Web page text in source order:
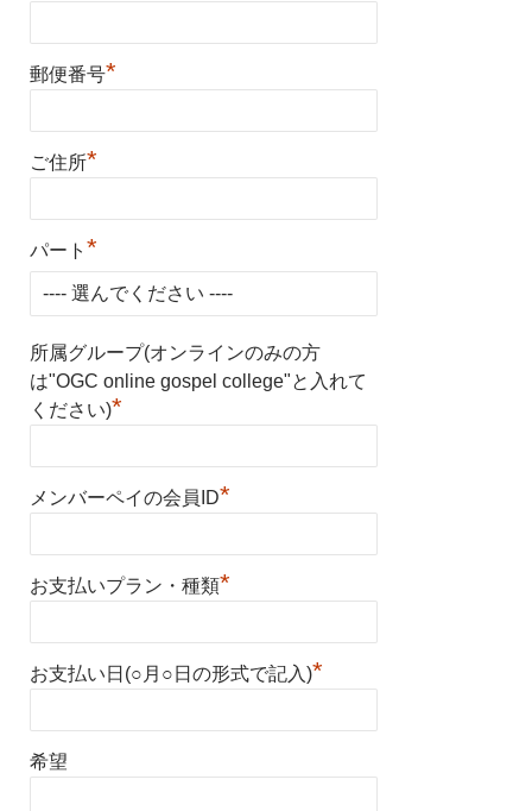
郵便番号*
ご住所*
パート *
所属グループ(オンラインのみの方
は"OGC online gospel college"と入れて
ください)*
メンバーペイの会員ID*
お支払いプラン・種類*
お支払い日(○月○日の形式で記入)*
希望